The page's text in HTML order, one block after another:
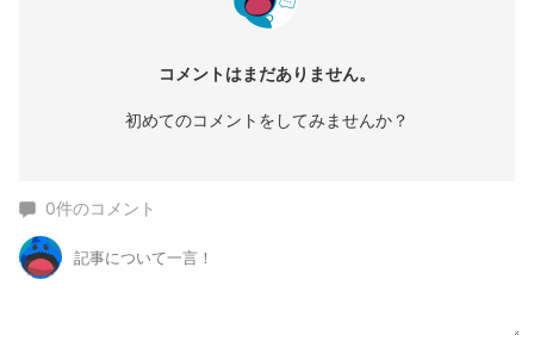
コメントはまだありません。
初めてのコメントをしてみませんか？
0件のコメント